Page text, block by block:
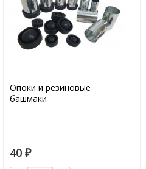
Опоки и резиновые
башмаки
40 ₽